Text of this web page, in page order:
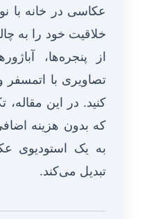
عکاسی در خانه با
خلاقیت خود را به
از پنجره‌ها،
تصاویری با
کنید. در این مقاله،
که بدون هزینه
تبدیل می‌کند.